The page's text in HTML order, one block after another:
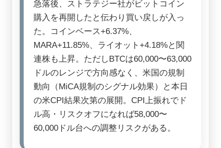
急落後、ストラテジー社がビットコイン
購入を再開したと伝わり買い戻しが入っ
た。コインベース+6.37%、
MARA+11.85%、ライオット+4.18%と関
連株も上昇。ただしBTCは60,000〜63,000
ドルのレンジで方向感なく、米国の規制
動向（MiCA規制のシグナル効果）と本日
の米CPI結果次第の展開。CPI上振れでド
ル高・リスクオフになれば58,000〜
60,000ドル台への調整リスクがある。